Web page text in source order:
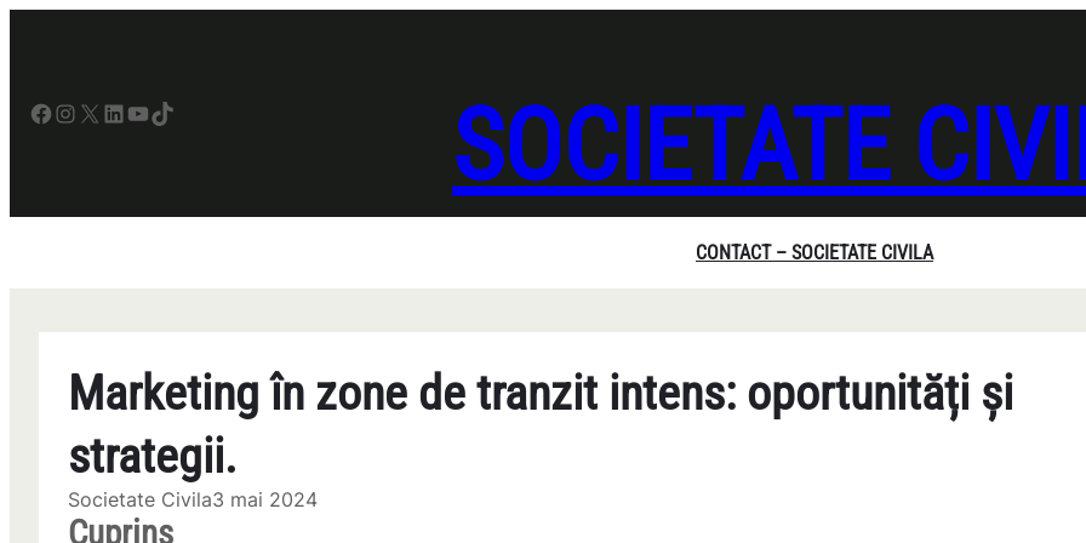
Facebook InstagramX LinkedIn YouTube TikTok SOCIETATE
CONTACT – SOCIETATE CIVILA
Marketing în zone de tranzit intens: oportunități și
strategii.
Societate Civila3 mai 2024
Cuprins